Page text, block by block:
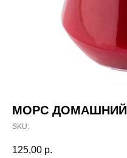
МОРС ДОМАШНИЙ
SKU:
125,00 р.